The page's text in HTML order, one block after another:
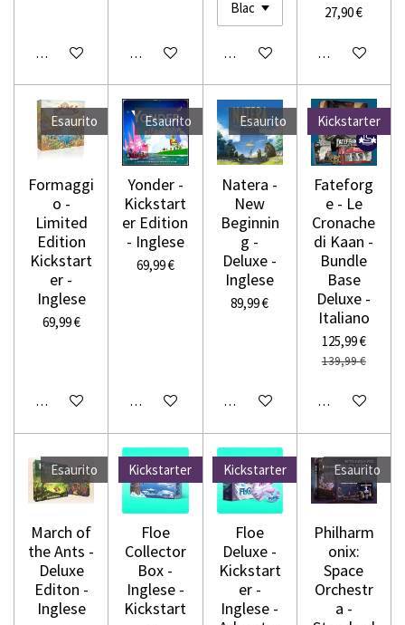
Avvisami quando disponibileAggiungi al carrelloAggiungi al carrello
27,90 €
Aggiungi al
Esaurito
Formaggi
o -
Limited
Edition
Kickstart
er -
Inglese
69,99 €
Avvisami quando disponibile
Esaurito
Yonder -
Kickstart
er Edition
- Inglese
69,99 €
Avvisami quando disponibile
Esaurito
Natera -
New
Beginnin
g -
Deluxe -
Inglese
89,99 €
Avvisami quando disponibile
Kickstarter
Fateforg
e - Le
Cronache
di Kaan -
Bundle
Base
Deluxe -
Italiano
125,99 €
139,99 €
Avvisami
Esaurito
March of
the Ants -
Deluxe
Editon -
Inglese
Kickstarter
Floe
Collector
Box -
Inglese -
Kickstart
Kickstarter
Floe
Deluxe -
Kickstart
er -
Inglese -
Esaurito
Philharm
onix:
Space
Orchestr
a -